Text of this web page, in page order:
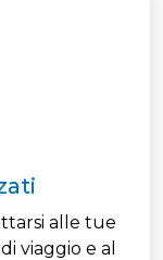
alle tue
viaggio e al